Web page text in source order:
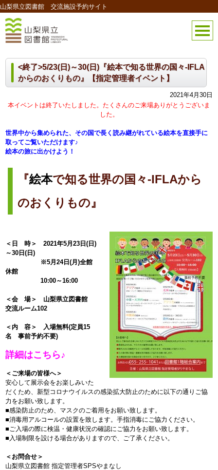
山梨県立図書館 交流施設予約サイト
<終了>5/23(日)～30(日)『絵本で知る世界の国々-IFLA
からのおくりもの』【指定管理者イベント】
2021年4月30日
本イベントは終了いたしました。たくさんのご来場ありがとうございま
した。
世界中から集められた、その国で長く読み継がれている絵本を直接手に
取ってご覧いただけます♪
絵本の旅に出かけよう！
『絵本で知る世界の国々-IFLAから
のおくりもの』
＜日 時＞ 2021年5月23日(日)
～30日(日)
※5月24日(月)全館
休館
10:00～16:00
＜会 場＞ 山梨県立図書館
交流ルーム102
＜内 容＞ 入場無料(定員15
名 事前予約不要)
詳細はこちら♪
＜ご来場の皆様へ＞
安心して展示会をお楽しみいた
だくため、新型コロナウイルスの感染拡大防止のために以下の通りご協
力をお願い致します。
■感染防止のため、マスクのご着用をお願い致します。
■消毒用アルコールの設置を致します。手指消毒にご協力ください。
■ご入場の際に検温・健康状況の確認にご協力をお願い致します。
■入場制限を設ける場合がありますので、ご了承ください。
＜お問合せ＞
山梨県立図書館 指定管理者SPSやまなし